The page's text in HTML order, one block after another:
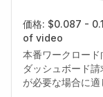
価格: $0.087 -
of video
本番ワークロード
ダッシュボード
が必要な場合に適